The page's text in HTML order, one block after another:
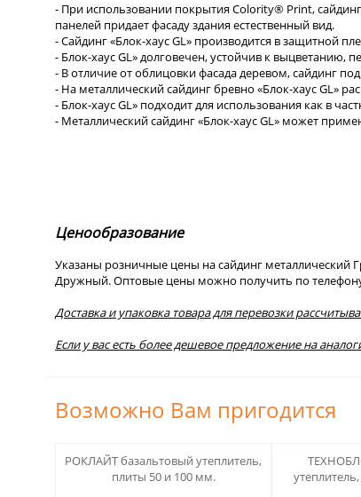
- При использовании покрытия Colority® Print,
панелей придает фасаду здания естественный вид.
- Сайдинг «Блок-хаус GL» производится в защитной
- Блок-хаус GL» долговечен, устойчив к выцветанию,
- В отличие от облицовки фасада деревом, сайдинг
- На металлический сайдинг бревно «Блок-хаус GL»
- Блок-хаус GL» подходит для использования как в
- Металлический сайдинг «Блок-хаус GL» может
Ценообразование
Указаны розничные цены на сайдинг металлический
Дружный. Оптовые цены можно получить по
Доставка и упаковка товара для перевозки
Если у вас есть более дешевое предложение на
Возможно Вам пригодится
РОКЛАЙТ базальтовый утеплитель,
плиты 50 и 100 мм.